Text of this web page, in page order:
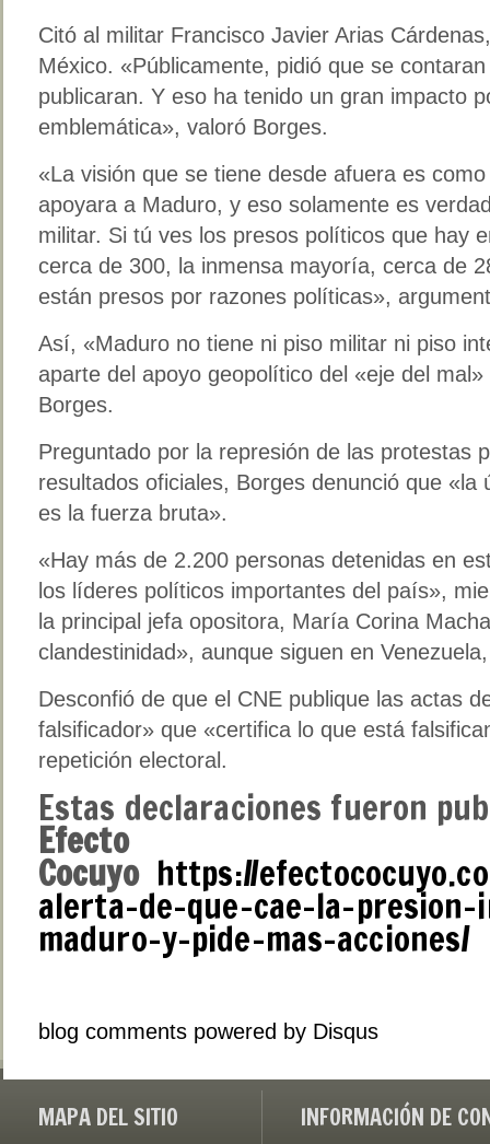
Citó al militar Francisco Javier Arias
México. «Públicamente, pidió que se
publicaran. Y eso ha tenido un gran impacto
emblemática», valoró Borges.
«La visión que se tiene desde afuera es
apoyara a Maduro, y eso solamente es
militar. Si tú ves los presos políticos que hay
cerca de 300, la inmensa mayoría, cerca de
están presos por razones políticas»,
Así, «Maduro no tiene ni piso militar ni piso
aparte del apoyo geopolítico del «eje del
Borges.
Preguntado por la represión de las protestas
resultados oficiales, Borges denunció que «la
es la fuerza bruta».
«Hay más de 2.200 personas detenidas en
los líderes políticos importantes del país»,
la principal jefa opositora, María Corina
clandestinidad», aunque siguen en
Desconfió de que el CNE publique las actas
falsificador» que «certifica lo que está
repetición electoral.
Estas declaraciones fueron
Efecto
Cocuyo https://
alerta-de-que-cae-la-
maduro-y-pide-mas-acciones/
blog comments powered by Disqus
MAPA DEL SITIO INFORMACIÓN DE